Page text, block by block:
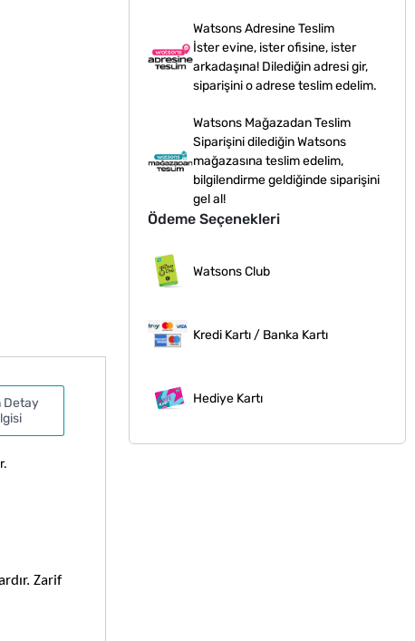
Watsons Adresine Teslim
İster evine, ister ofisine, ister
arkadaşına! Dilediğin adresi gir,
siparişini o adrese teslim edelim.
Watsons Mağazadan Teslim
Siparişini dilediğin Watsons
mağazasına teslim edelim,
bilgilendirme geldiğinde siparişini
gel al!
Ödeme Seçenekleri
Watsons Club
Kredi Kartı / Banka Kartı
Hediye Kartı
Detay
Zarif